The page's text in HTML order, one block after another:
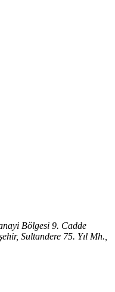
Bölgesi 9. Cadde
Sultandere 75. Yıl Mh.,